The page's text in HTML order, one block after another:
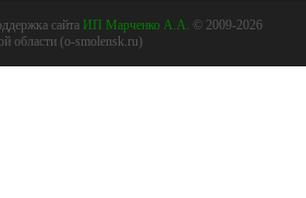
сайта ИП Марченко А.А. © 2009-2026
области (o-smolensk.ru)